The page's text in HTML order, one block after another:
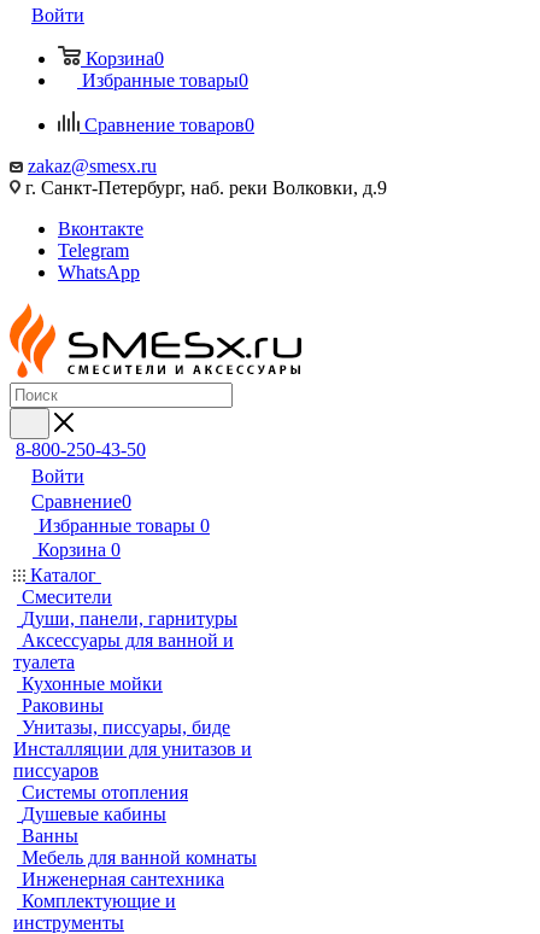
Войти
Корзина0
Избранные товары0
Сравнение товаров0
zakaz@smesx.ru
г. Санкт-Петербург, наб. реки Волковки, д.9
Вконтакте
Telegram
WhatsApp
8-800-250-43-50
Войти
Сравнение0
Избранные товары 0
Корзина 0
Каталог
Смесители
Души, панели, гарнитуры
Аксессуары для ванной и
туалета
Кухонные мойки
Раковины
Унитазы, писсуары, биде
Инсталляции для унитазов и
писсуаров
Системы отопления
Душевые кабины
Ванны
Мебель для ванной комнаты
Инженерная сантехника
Комплектующие и
инструменты